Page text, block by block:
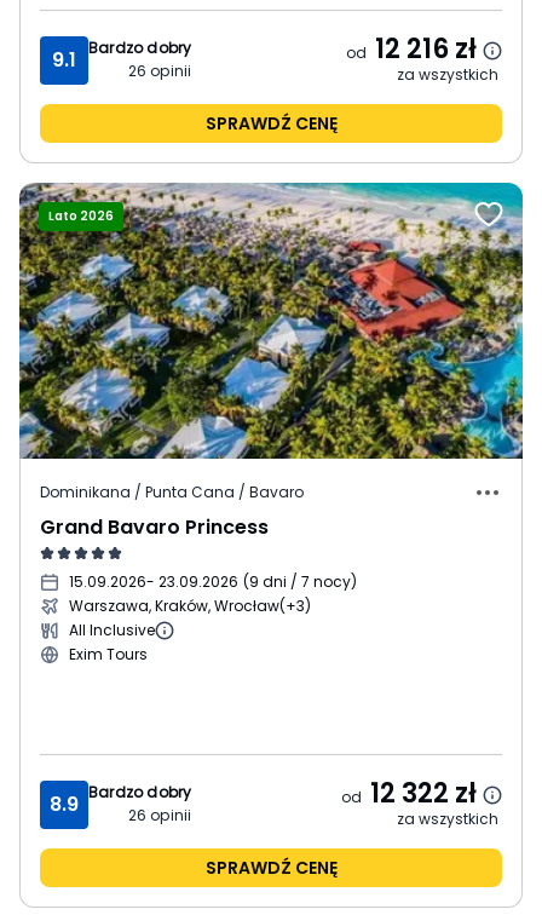
9.1
Bardzo dobry
26 opinii
od 12 216zł
za wszystkich
SPRAWDŹ CENĘ
Lato 2026
Dominikana / Punta Cana / Bavaro
Grand Bavaro Princess
15.09.2026- 23.09.2026 (9 dni / 7 nocy)
Warszawa, Kraków, Wrocław(+3)
All Inclusive
Exim Tours
8.9 Bardzo dobry
26 opinii
od 12 322 zł
za wszystkich
SPRAWDŹ CENĘ